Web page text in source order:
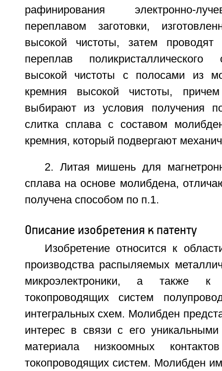
рафинирования электронно-
переплавом заготовки,
высокой чистоты, затем проводят
переплав
высокой чистоты с полосами из
кремния высокой чистоты,
выбирают из условия получения
слитка сплава с составом
кремния, который подвергают
2. Литая мишень для
сплава на основе молибдена,
получена способом по п.1.
Описание изобретения к патенту
Изобретение относится к
производства распыляемых
микроэлектроники, а также к
токопроводящих систем
интегральных схем. Молибден
интерес в связи с его
материала низкоомных
токопроводящих систем. Молибден